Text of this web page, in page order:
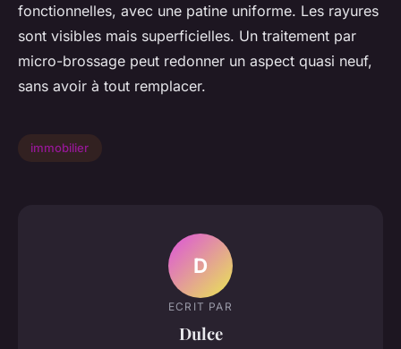
fonctionnelles, avec une patine uniforme. Les rayures
sont visibles mais superficielles. Un traitement par
micro-brossage peut redonner un aspect quasi neuf,
sans avoir à tout remplacer.
immobilier
D
ECRIT PAR
Dulce